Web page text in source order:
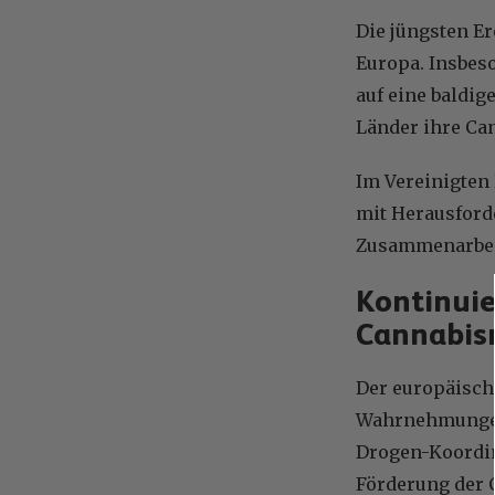
Die jüngsten
Europa.
auf eine
Länder ihre
Im Vereinigten
mit
Der
Drogen-
Förderung der